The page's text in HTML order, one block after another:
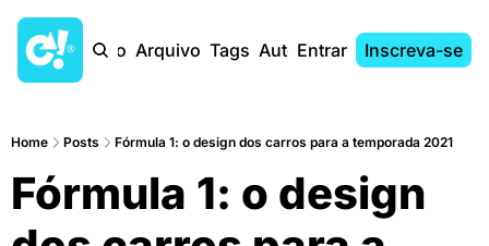
Início Arquivo Tags AutoresEntrar Inscreva-se
Home Posts Fórmula 1: o design dos carros para a temporada 2021
Fórmula 1: o design